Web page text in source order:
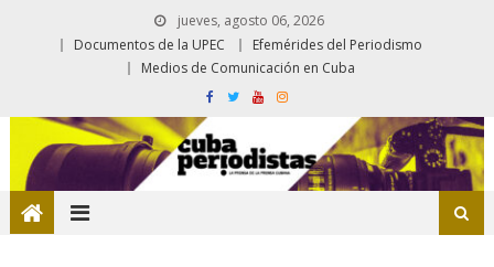
jueves, agosto 06, 2026
Documentos de la UPEC
Efemérides del Periodismo
Medios de Comunicación en Cuba